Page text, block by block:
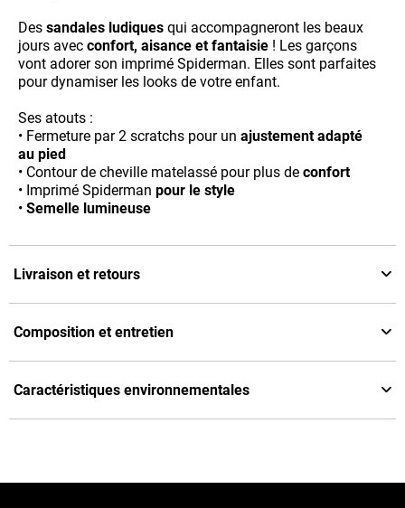
Des sandales ludiques qui accompagneront les beaux
jours avec confort, aisance et fantaisie ! Les garçons
vont adorer son imprimé Spiderman. Elles sont parfaites
pour dynamiser les looks de votre enfant.
Ses atouts :
• Fermeture par 2 scratchs pour un ajustement adapté
au pied
• Contour de cheville matelassé pour plus de confort
• Imprimé Spiderman pour le style
• Semelle lumineuse
Livraison et retours
Composition et entretien
Caractéristiques environnementales